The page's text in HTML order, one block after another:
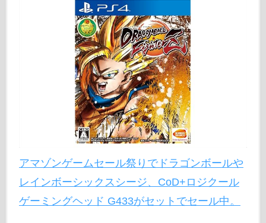
アマゾンゲームセール祭りでドラゴンボールや
レインボーシックスシージ、CoD+ロジクール
ゲーミングヘッド G433がセットでセール中。